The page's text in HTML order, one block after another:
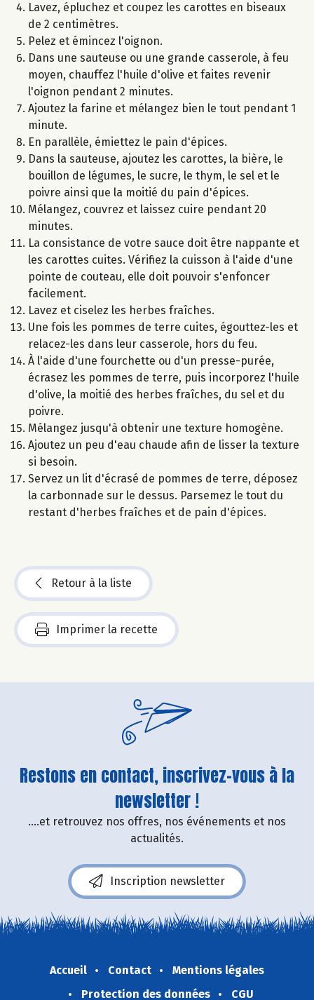
Lavez, épluchez et coupez les carottes en biseaux
de 2 centimètres.
Pelez et émincez l'oignon.
Dans une sauteuse ou une grande casserole, à feu
moyen, chauffez l'huile d'olive et faites revenir
l'oignon pendant 2 minutes.
Ajoutez la farine et mélangez bien le tout pendant 1
minute.
En parallèle, émiettez le pain d'épices.
Dans la sauteuse, ajoutez les carottes, la bière, le
bouillon de légumes, le sucre, le thym, le sel et le
poivre ainsi que la moitié du pain d'épices.
Mélangez, couvrez et laissez cuire pendant 20
minutes.
La consistance de votre sauce doit être nappante et
les carottes cuites. Vérifiez la cuisson à l'aide d'une
pointe de couteau, elle doit pouvoir s'enfoncer
facilement.
Lavez et ciselez les herbes fraîches.
Une fois les pommes de terre cuites, égouttez-les et
relacez-les dans leur casserole, hors du feu.
À l'aide d'une fourchette ou d'un presse-purée,
écrasez les pommes de terre, puis incorporez l'huile
d'olive, la moitié des herbes fraîches, du sel et du
poivre.
Mélangez jusqu'à obtenir une texture homogène.
Ajoutez un peu d'eau chaude afin de lisser la texture
si besoin.
Servez un lit d'écrasé de pommes de terre, déposez
la carbonnade sur le dessus. Parsemez le tout du
restant d'herbes fraîches et de pain d'épices.
Retour à la liste
Imprimer la recette
Restons en contact, inscrivez-vous à la
newsletter !
....et retrouvez nos offres, nos événements et nos
actualités.
Inscription newsletter
Accueil Contact
Mentions légales
Protection des données
CGU